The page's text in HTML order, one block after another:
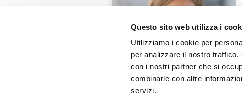
Questo sito web utilizza i
Utilizziamo i cookie per
per analizzare il nostro
con i nostri partner che si
combinarle con altre
servizi.